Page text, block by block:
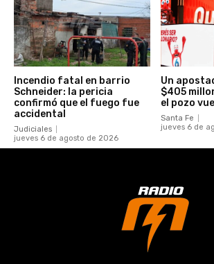
Incendio fatal en barrio
Schneider: la pericia
confirmó que el fuego fue
accidental
Judiciales
jueves 6 de agosto de 2026
Un
$405
el pozo
Santa Fe
jueves 6 de